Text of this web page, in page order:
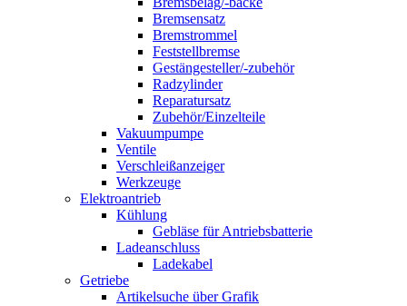
Bremsensatz
Bremstrommel
Feststellbremse
Gestängesteller/-zubehör
Radzylinder
Reparatursatz
Zubehör/Einzelteile
Vakuumpumpe
Ventile
Verschleißanzeiger
Werkzeuge
Elektroantrieb
Kühlung
Gebläse für Antriebsbatterie
Ladeanschluss
Ladekabel
Getriebe
Artikelsuche über Grafik